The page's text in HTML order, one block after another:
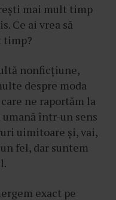
mai mult timp
Ce ai vrea să
timp?
nonficțiune,
despre moda
ne raportăm la
într-un sens
uimitoare și, vai,
fel, dar suntem
exact pe